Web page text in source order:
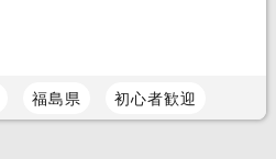
福島県 初心者歓迎